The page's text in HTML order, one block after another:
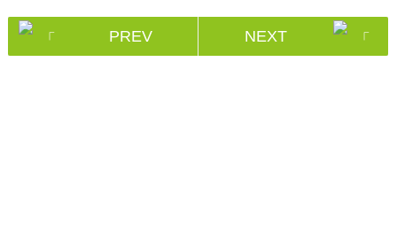
PREV NEXT